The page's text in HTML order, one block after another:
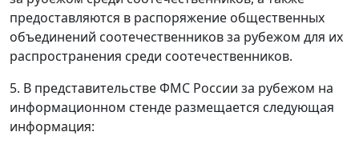
предоставляются в распоряжение общественных
объединений соотечественников за рубежом для их
распространения среди соотечественников.
5. В представительстве ФМС России за рубежом на
информационном стенде размещается следующая
информация: